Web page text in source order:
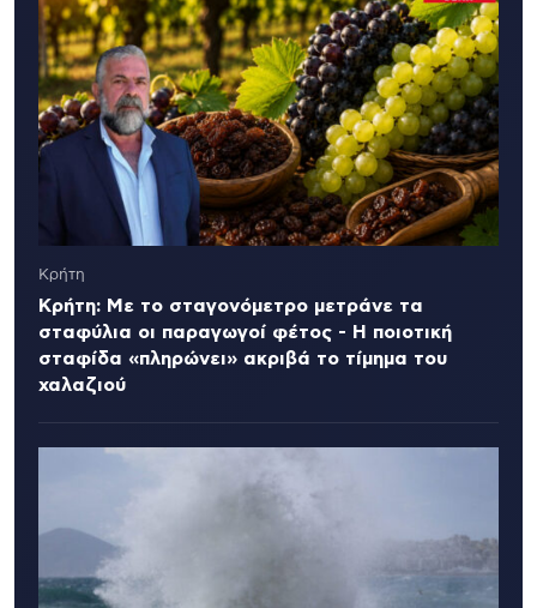
Κρήτη
Κρήτη: Με το σταγονόμετρο μετράνε τα
σταφύλια οι παραγωγοί φέτος - Η ποιοτική
σταφίδα «πληρώνει» ακριβά το τίμημα του
χαλαζιού